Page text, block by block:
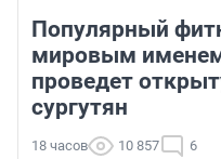
Популярный
мировым
проведет
сургутян
18 часов 10 857 6